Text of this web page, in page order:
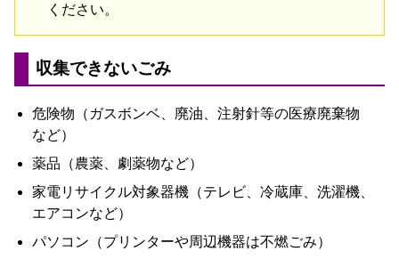
ください。
収集できないごみ
危険物 （ ガスボンベ 廃油 注射針等の医療廃棄物
など）
薬品 （農薬 劇薬物など）
家電 リサイクル対象器機 （テレビ 冷蔵庫 洗濯機
エアコンなど）
パソコン （プリンターや周辺機器は不燃ごみ）